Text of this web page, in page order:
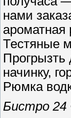
нами
ароматная
Тестяные
Прогрызть
начинку,
Рюмка
Бистро 24